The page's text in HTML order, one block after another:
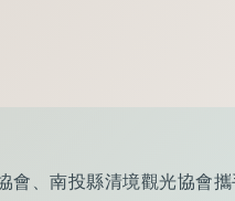
會、南投縣清境觀光協會